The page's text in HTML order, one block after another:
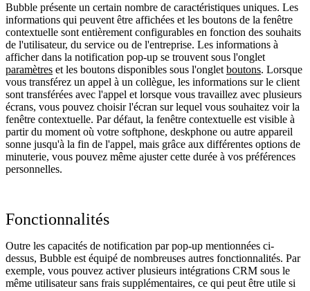
Bubble présente un certain nombre de caractéristiques uniques. Les
informations qui peuvent être affichées et les boutons de la fenêtre
contextuelle sont entièrement configurables en fonction des souhaits
de l'utilisateur, du service ou de l'entreprise. Les informations à
afficher dans la notification pop-up se trouvent sous l'onglet
paramètres et les boutons disponibles sous l'onglet boutons. Lorsque
vous transférez un appel à un collègue, les informations sur le client
sont transférées avec l'appel et lorsque vous travaillez avec plusieurs
écrans, vous pouvez choisir l'écran sur lequel vous souhaitez voir la
fenêtre contextuelle. Par défaut, la fenêtre contextuelle est visible à
partir du moment où votre softphone, deskphone ou autre appareil
sonne jusqu'à la fin de l'appel, mais grâce aux différentes options de
minuterie, vous pouvez même ajuster cette durée à vos préférences
personnelles.
Fonctionnalités
Outre les capacités de notification par pop-up mentionnées ci-
dessus, Bubble est équipé de nombreuses autres fonctionnalités. Par
exemple, vous pouvez activer plusieurs intégrations CRM sous le
même utilisateur sans frais supplémentaires, ce qui peut être utile si